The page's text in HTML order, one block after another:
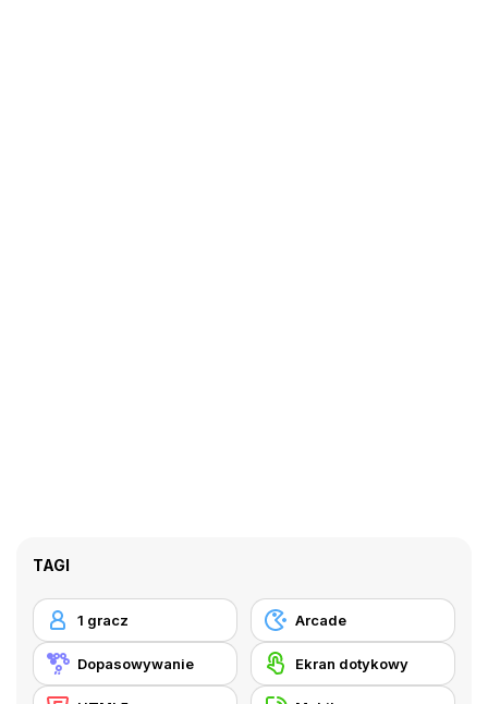
TAGI
1 gracz Arcade
Dopasowywanie Ekran dotykowy